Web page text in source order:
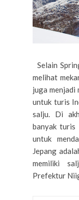
Selain
melihat
juga menjadi
untuk turis
salju. Di
banyak turis
untuk
Jepang
memiliki
Prefektur